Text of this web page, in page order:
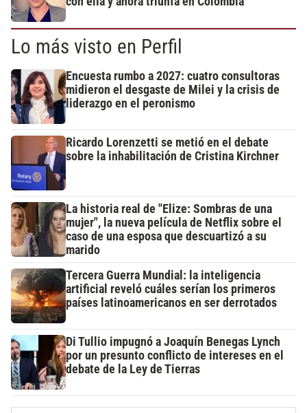
Lo más visto en Perfil
Encuesta rumbo a 2027: cuatro consultoras
midieron el desgaste de Milei y la crisis de
liderazgo en el peronismo
Ricardo Lorenzetti se metió en el debate
sobre la inhabilitación de Cristina Kirchner
La historia real de "Elize: Sombras de una
mujer", la nueva película de Netflix sobre el
caso de una esposa que descuartizó a su
marido
Tercera Guerra Mundial: la inteligencia
artificial reveló cuáles serían los primeros
países latinoamericanos en ser derrotados
Di Tullio impugnó a Joaquín Benegas Lynch
por un presunto conflicto de intereses en el
debate de la Ley de Tierras